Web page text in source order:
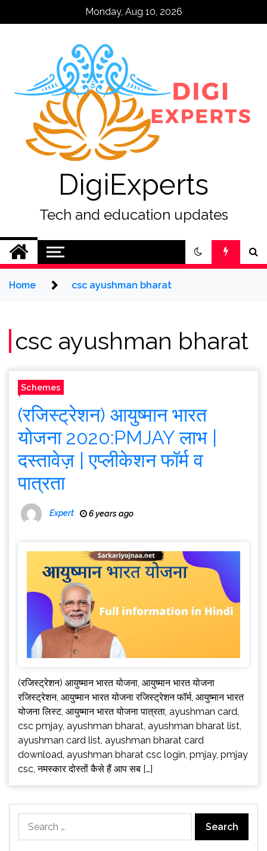
Monday, Aug 10, 2026
DigiExperts
Tech and education updates
Home csc ayushman bharat
csc ayushman bharat
Schemes
(रजिस्ट्रेशन) आयुष्मान भारत
योजना 2020:PMJAY लाभ |
दस्तावेज़ | एप्लीकेशन फॉर्म व
पात्रता
Expert 6 years ago
(रजिस्ट्रेशन) आयुष्मान भारत योजना, आयुष्मान भारत योजना
रजिस्ट्रेशन, आयुष्मान भारत योजना रजिस्ट्रेशन फॉर्म, आयुष्मान भारत
योजना लिस्ट, आयुष्मान भारत योजना पात्रता, ayushman card,
csc pmjay, ayushman bharat, ayushman bharat list,
ayushman card list, ayushman bharat card
download, ayushman bharat csc login, pmjay, pmjay
csc, नमस्कार दोस्तों कैसे हैं आप सब […]
for: